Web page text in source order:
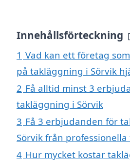
Innehållsförteckning
1 Vad kan ett företag
på takläggning i Sörvik
2 Få alltid minst 3
takläggning i Sörvik
3 Få 3 erbjudanden för
Sörvik från
4 Hur mycket kostar